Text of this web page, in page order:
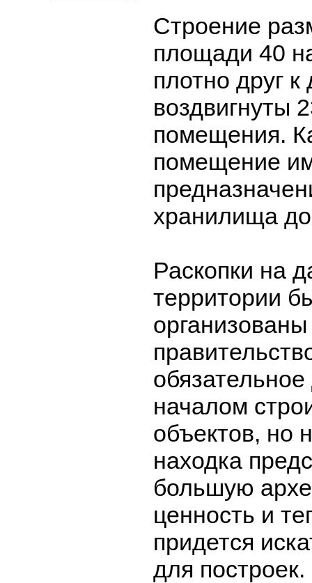
Строение
площади 40
плотно друг к
воздвигнуты
помещения.
помещение
хранилища
Раскопки на
территории
началом
объектов, но
находка
большую
ценность и
придется
для построек.